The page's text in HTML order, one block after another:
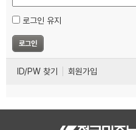
로그인 유지
ID/PW 찾기 회원가입
업무